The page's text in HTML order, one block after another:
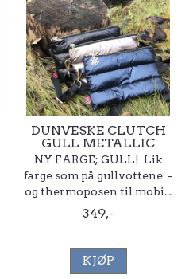
DUNVESKE CLUTCH
GULL METALLIC
NY FARGE; GULL! Lik
farge som på gullvottene -
og thermoposen til mobi...
349,-
KJØP